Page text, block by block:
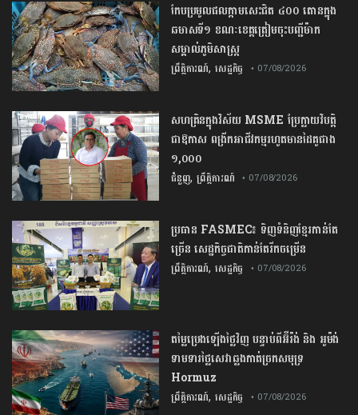
កែប​ប្រមូល​ផល​ក្តាម​សេះ​ជិត​ ​៤០០ ​តោន​ក្នុង​
ឆមាស​ទី​១​ ​ខណៈ​ខេត្ត​ត្រៀម​ចុះបញ្ជី​ម៉ាក​
សម្គាល់​ភូមិសាស្ត្រ​
ព្រឹត្តិការណ៍, សេដ្ឋកិច្ច • 07/08/2026
សហគ្រិនក្នុងវិស័យ MSME ប្រែក្លាយវិបត្តិ
ជាឱកាស ពង្រីកអាជីវកម្មរហូតមានដៃគូជាង
១,០០០
ជំនួញ,ព្រឹត្តិការណ៍ • 07/08/2026
ប្រធាន​​ ​FASMEC​៖​ ​ទិញ​ទំនិញ​ខ្មែរ​កាន់តែ​
ច្រើន​ ​សេដ្ឋកិច្ច​ជាតិ​កាន់តែ​រីកចម្រើន​
ព្រឹត្តិការណ៍, សេដ្ឋកិច្ច • 07/08/2026
តម្លៃប្រេងឡើងថ្លៃវិញ បន្ទាប់ពីអ៊ីរ៉ង់ និង អូម៉ង់
ទាមទារថ្លៃសេវាឆ្លងកាត់ច្រកសមុទ្រ
Hormuz
ព្រឹត្តិការណ៍, សេដ្ឋកិច្ច • 07/08/2026